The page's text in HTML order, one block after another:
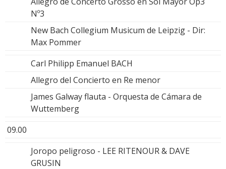
Nº3
New Bach Collegium Musicum de Leipzig - Dir:
Max Pommer
Carl Philipp Emanuel BACH
Allegro del Concierto en Re menor
James Galway flauta - Orquesta de Cámara de
Wuttemberg
09.00
Joropo peligroso - LEE RITENOUR & DAVE
GRUSIN